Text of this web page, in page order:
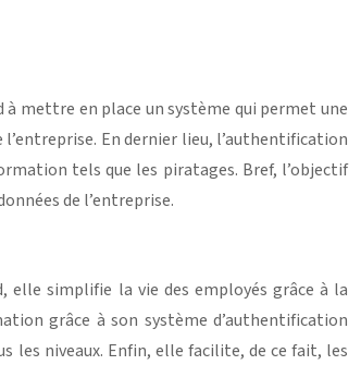
mettre en place un système qui permet une
En dernier lieu, l’authentification
tels que les piratages. Bref, l’objectif
de l’entreprise.
elle simplifie la vie des employés grâce à la
grâce à son système d’authentification
les niveaux. Enfin, elle facilite, de ce fait, les